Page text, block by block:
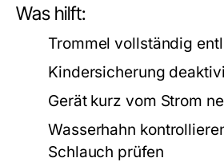
Was hilft:
Trommel vollständig
Kindersicherung
Gerät kurz vom Strom
Wasserhahn
Schlauch prüfen